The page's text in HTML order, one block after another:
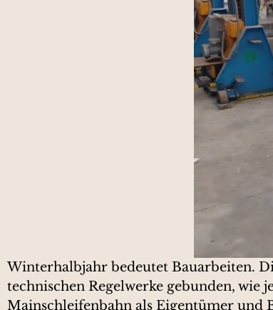
Winterhalbjahr bedeutet Bauarbeiten.
technischen Regelwerke gebunden,
Mainschleifenbahn als Eigentümer und